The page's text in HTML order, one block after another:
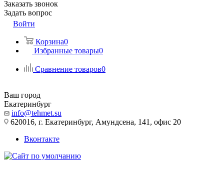
Заказать звонок
Задать вопрос
Войти
Корзина0
Избранные товары0
Сравнение товаров0
Ваш город
Екатеринбург
info@tehmet.su
620016, г. Екатеринбург, Амундсена, 141, офис 20
Вконтакте